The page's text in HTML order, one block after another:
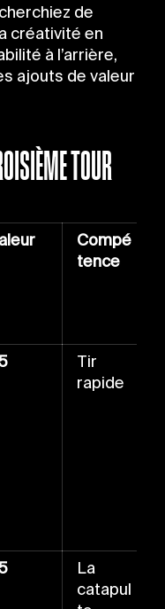
de
créativité en
à l’arrière,
ajouts de valeur
TOUR
Compé
tence
Tir
rapide
La
catapul